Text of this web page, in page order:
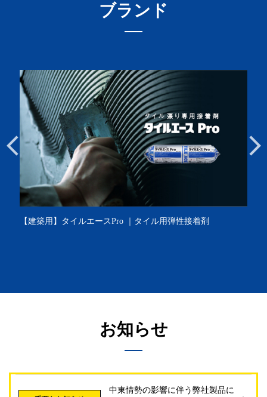
ブランド
【建築用】タイルエースPro ｜タイル用弾性接着剤
お知らせ
中東情勢の影響に伴う弊社製品に